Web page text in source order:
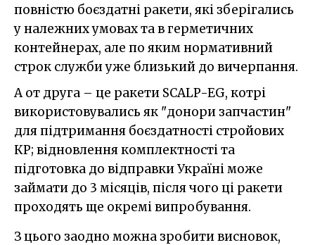
повністю боєздатні ракети, які зберігались
у належних умовах та в герметичних
контейнерах, але по яким нормативний
строк служби уже близький до вичерпання.
А от друга – це ракети SCALP-EG, котрі
використовувались як "донори запчастин"
для підтримання боєздатності стройових
КР; відновлення комплектності та
підготовка до відправки Україні може
займати до 3 місяців, після чого ці ракети
проходять ще окремі випробування.
З цього заодно можна зробити висновок,